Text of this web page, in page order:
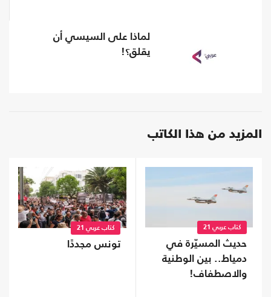
لماذا على السيسي أن
يقلق؟!
المزيد من هذا الكاتب
كتاب عربي 21
حديث المسيّرة في
دمياط.. بين الوطنية
والاصطفاف!
كتاب عربي 21
تونس مجددًا